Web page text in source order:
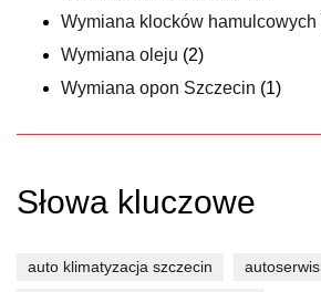
Wymiana klocków hamulcowych
Wymiana oleju (2)
Wymiana opon Szczecin (1)
Słowa kluczowe
auto klimatyzacja szczecin
autoserwis